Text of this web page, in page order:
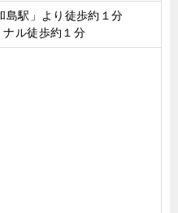
島駅」より徒歩約１分
ル徒歩約１分